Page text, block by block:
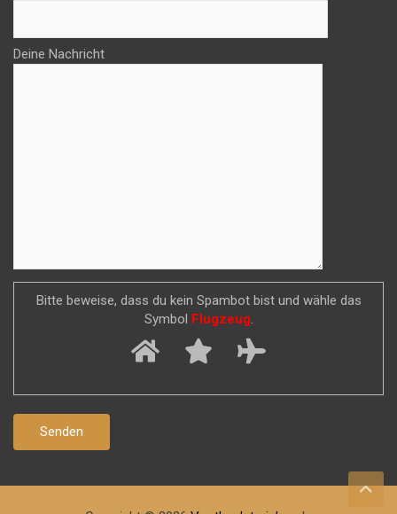
Deine Nachricht
Bitte beweise, dass du kein Spambot bist und wähle das
Symbol
Flugzeug.